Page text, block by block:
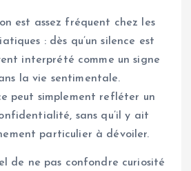
est assez fréquent chez les
: dès qu’un silence est
interprété comme un signe
la vie sentimentale.
peut simplement refléter un
sans qu’il y ait
particulier à dévoiler.
de ne pas confondre curiosité